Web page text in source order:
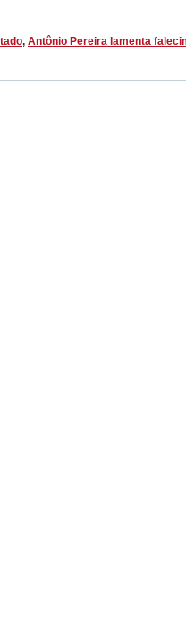
, Antônio Pereira lamenta